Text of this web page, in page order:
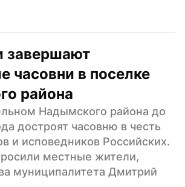
завершают
часовни в поселке
района
Надымского района до
достроят часовню в честь
и исповедников Российских.
местные жители,
муниципалитета Дмитрий